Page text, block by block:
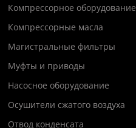
Компрессорное оборудование
Компрессорные масла
Магистральные фильтры
Муфты и приводы
Насосное оборудование
Осушители сжатого воздуха
Отвод конденсата